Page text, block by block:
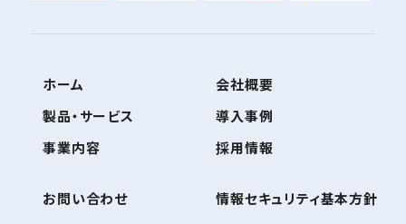
ホーム
製品・サービス
事業内容
会社概要
導入事例
採用情報
お問い合わせ
情報セキュリティ基本方針